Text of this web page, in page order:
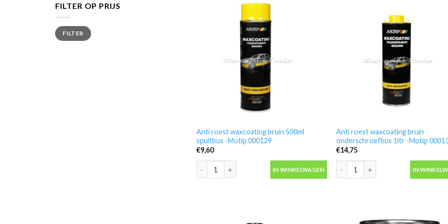
FILTER OP PRIJS
Min.
prijs
Max.
prijsFILTER
Anti roest waxcoating bruin 500ml
spuitbus -Motip 000129
€9,60
Anti roest waxcoating bruin 500ml spuitbus -Motip 000129 aantal
IN WINKELWAGEN
Anti roest waxcoating bruin
onderschroefbus 1ltr -Motip
€14,75
Anti roest waxcoating bruin
IN